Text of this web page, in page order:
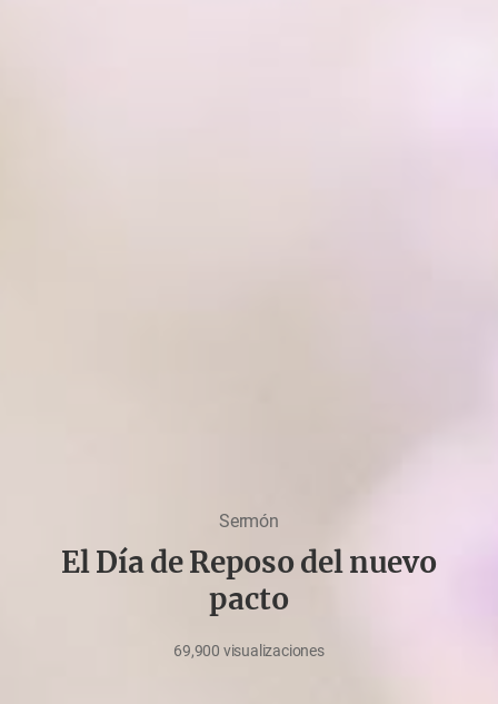
Sermón
​El Día de Reposo del nuevo
pacto​
marzo
69,900 visualizaciones